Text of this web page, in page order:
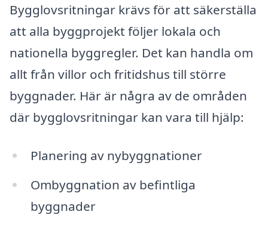
Bygglovsritningar krävs för att säkerställa
att alla byggprojekt följer lokala och
nationella byggregler. Det kan handla om
allt från villor och fritidshus till större
byggnader. Här är några av de områden
där bygglovsritningar kan vara till hjälp:
Planering av nybyggnationer
Ombyggnation av befintliga
byggnader